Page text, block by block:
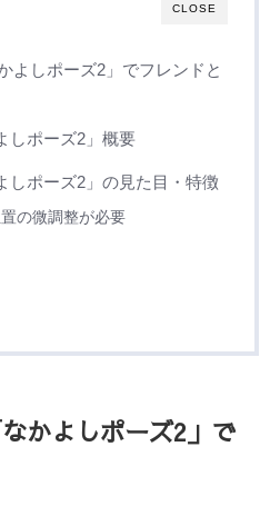
CLOSE
よしポーズ2」でフレンドと
しポーズ2」概要
しポーズ2」の見た目・特徴
の微調整が必要
かよしポーズ2」で